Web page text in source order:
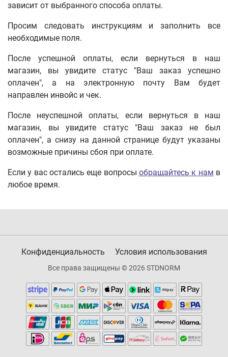
зависит от выбранного способа оплаты.
Просим следовать инструкциям и заполнить все
необходимые поля.
После успешной оплаты, если вернуться в наш
магазин, вы увидите статус "Ваш заказ успешно
оплачен", а на электронную почту Вам будет
направлен инвойс и чек.
После неуспешной оплаты, если вернуться в наш
магазин, вы увидите статус "Ваш заказ не был
оплачен", а снизу на данной странице будут указаны
возможные причины сбоя при оплате.
Если у вас остались еще вопросы обращайтесь к нам в
любое время.
Конфиденциальность Условия использования
Все права защищены © 2026 STDNORM